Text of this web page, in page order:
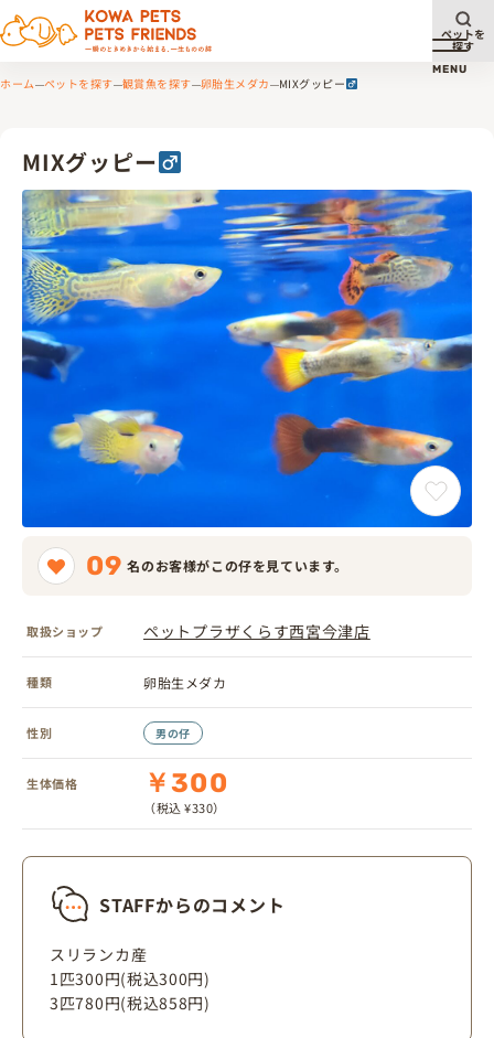
メニ
MENU
ペットを
探す
ホーム ペットを探す 観賞魚を探す 卵胎生メダカ MIXグッピー
MIXグッピー
09 名のお客様がこの仔を見ています。
取扱ショップ ペットプラザくらす西宮今津店
種類 卵胎生メダカ
性別 男の仔
生体価格 ￥300
（税込 ¥330）
STAFFからのコメント
スリランカ産
1匹300円(税込300円)
3匹780円(税込858円)